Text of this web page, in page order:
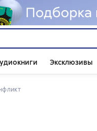
Эксклюзивы